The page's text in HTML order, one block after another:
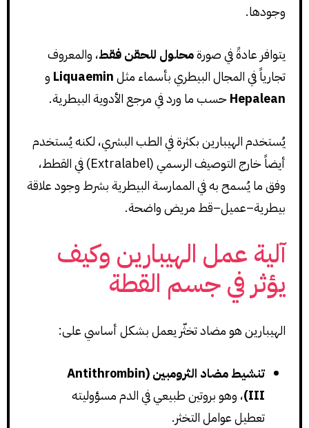
وجودها.
يتوافر عادةً في صورةمحلول للحقن فقط، والمعروف
تجارياً في المجال البيطري بأسماء مثلLiquaemin و
Hepaleanحسب ما ورد في مرجع الأدوية البيطرية.
يُستخدم الهيبارين بكثرة في الطب البشري، لكنه يُستخدم
أيضاً خارج التوصيف الرسمي (Extralabel) في القطط،
وفق ما يُسمح به في الممارسة البيطرية بشرط وجود علاقة
بيطرية–عميل–قط مريض واضحة.
آلية عمل الهيبارين وكيف
يؤثر في جسم القطة
الهيبارين هو مضاد تخثّر يعمل بشكل أساسي على:
تنشيط مضاد الثرومبين (Antithrombin
III) ، وهو بروتين طبيعي في الدم مسؤوليته
تعطيل عوامل التخثر.